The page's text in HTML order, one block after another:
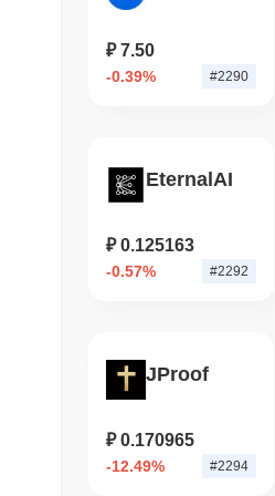
₽ 7.50
-0.39% #2290
EternalAI
₽ 0.125163
-0.57% #2292
JProof
₽ 0.170965
-12.49% #2294